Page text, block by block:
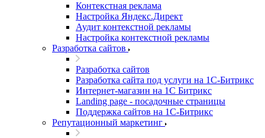
Контекстная реклама
Настройка Яндекс.Директ
Аудит контекстной рекламы
Настройка контекстной рекламы
Разработка сайтов
Разработка сайтов
Разработка сайта под услуги на 1С-Битрикс
Интернет-магазин на 1С Битрикс
Landing page - посадочные страницы
Поддержка сайтов на 1С-Битрикс
Репутационный маркетинг